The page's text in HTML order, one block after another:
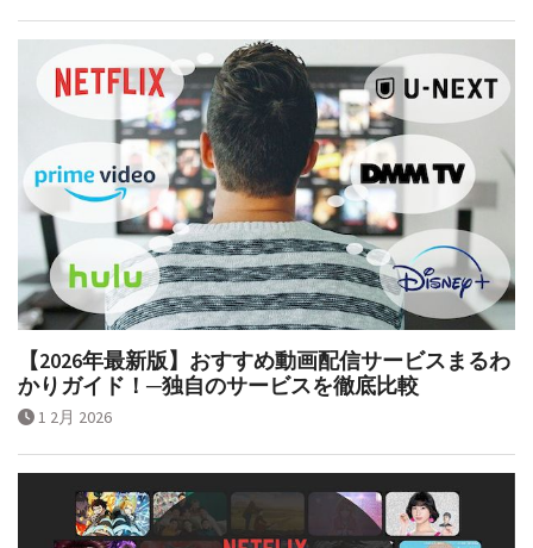
【2026年最新版】おすすめ動画配信サービスまるわ
かりガイド！─独自のサービスを徹底比較
1 2月 2026